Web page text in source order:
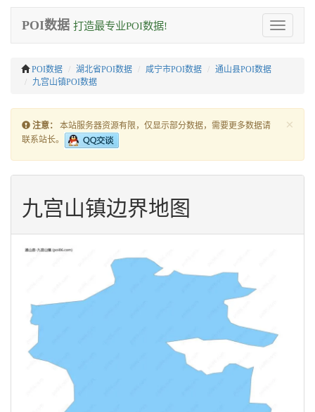
Toggle
navigation
POI数据 打造最专业POI数据!
POI数据 湖北省POI数据 咸宁市POI数据
通山县POI数据
九宫山镇POI数据
×
注意：
本站服务器资源有限，仅显示部分数据，需要更多数据请
联系站长。
九宫山镇边界地图